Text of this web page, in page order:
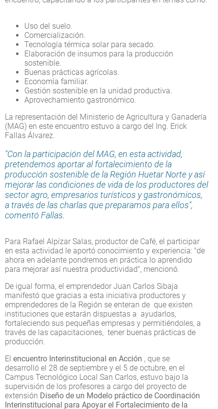
Uso del suelo.
Comercialización.
Tecnología térmica solar para secado.
Elaboración de insumos para la producción
sostenible.
Buenas prácticas agrícolas.
Economía familiar.
Gestión sostenible en la unidad productiva.
Aprovechamiento gastronómico.
La representación del Ministerio de Agricultura y Ganadería
(MAG) en este encuentro estuvo a cargo del Ing. Erick
Fallas Álvarez.
"Con la participación del MAG, en esta actividad,
pretendemos aportar al fortalecimiento de la
producción sostenible de la Región Huetar Norte y así
mejorar las condiciones de vida de los productores del
sector agro, empresarios turísticos y gastronómicos,
a través de las charlas que preparamos para ellos",
comentó Fallas.
Para Rafael Alpízar Salas, productor de Café, el participar
en esta actividad le aportó conocimiento y experiencia: "de
ahora en adelante pondremos en práctica lo aprendido
para mejorar así nuestra productividad", mencionó.
De igual forma, el emprendedor Juan Carlos Sibaja
manifestó que gracias a esta iniciativa productores y
emprendedores de la Región se enteran de que existen
instituciones que estarán dispuestas a ayudarlos,
fortaleciendo sus pequeñas empresas y permitiéndoles, a
través de las capacitaciones, tener buenas prácticas de
producción.
El encuentro Interinstitucional en Acción , que se
desarrolló el 28 de septiembre y el 5 de octubre, en el
Campus Tecnológico Local San Carlos, estuvo bajo la
supervisión de los profesores a cargo del proyecto de
extensión Diseño de un Modelo práctico de Coordinación
Interinstitucional para Apoyar el Fortalecimiento de la